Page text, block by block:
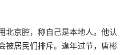
北京腔，称自己是本地人。他认
被居民们排斥。逢年过节，唐彬